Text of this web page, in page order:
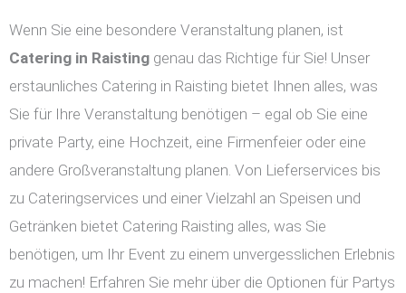
Wenn Sie eine besondere Veranstaltung planen, ist
Catering in Raisting genau das Richtige für Sie! Unser
erstaunliches Catering in Raisting bietet Ihnen alles, was
Sie für Ihre Veranstaltung benötigen – egal ob Sie eine
private Party, eine Hochzeit, eine Firmenfeier oder eine
andere Großveranstaltung planen. Von Lieferservices bis
zu Cateringservices und einer Vielzahl an Speisen und
Getränken bietet Catering Raisting alles, was Sie
benötigen, um Ihr Event zu einem unvergesslichen Erlebnis
zu machen! Erfahren Sie mehr über die Optionen für Partys